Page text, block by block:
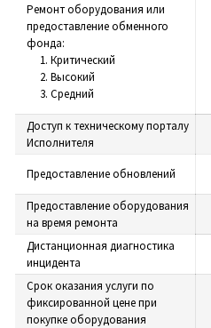
Ремонт оборудования или
предоставление обменного
фонда:
1. Критический
2. Высокий
3. Средний
Доступ к техническому порталу
Исполнителя
Предоставление обновлений
Предоставление оборудования
на время ремонта
Дистанционная диагностика
инцидента
Срок оказания услуги по
фиксированной цене при
покупке оборудования